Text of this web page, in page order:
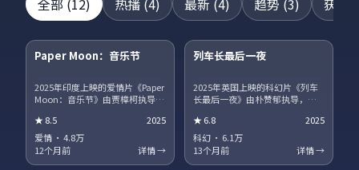
全部 (12) 热播 (4) 最新 (4) 趋势 (3) 获奖
热播
Paper Moon：音乐节
2025年印度上映的爱情片《Paper
Moon：音乐节》由贾樟柯执导，
领衔主演。职场与理想冲突被细
腻呈现，配角群像同样出彩。片
尾彩蛋值得留意，与世界观其他
作品存在联动。
★8.5
2025
爱情 · 4.8万
12个月前
详情 →
NEW
列车长最后一夜
2025年英国上映的科幻片《列车
长最后一夜》由朴赞郁执导，蒂
腾领衔主演。影片聚焦小人物在
时代洪流中的抉择，细节写实，
人物弧光完整。剧情信息含剧透
保护，建议先观看正片再浏览讨
★6.8
2025
科幻 · 6.1万
13个月前
详情 →
15集全 45集全